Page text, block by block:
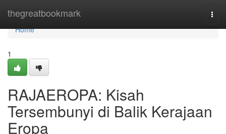
thegreatbookmark
Home
Home
1
RAJAEROPA: Kisah
Tersembunyi di Balik Kerajaan
Eropa